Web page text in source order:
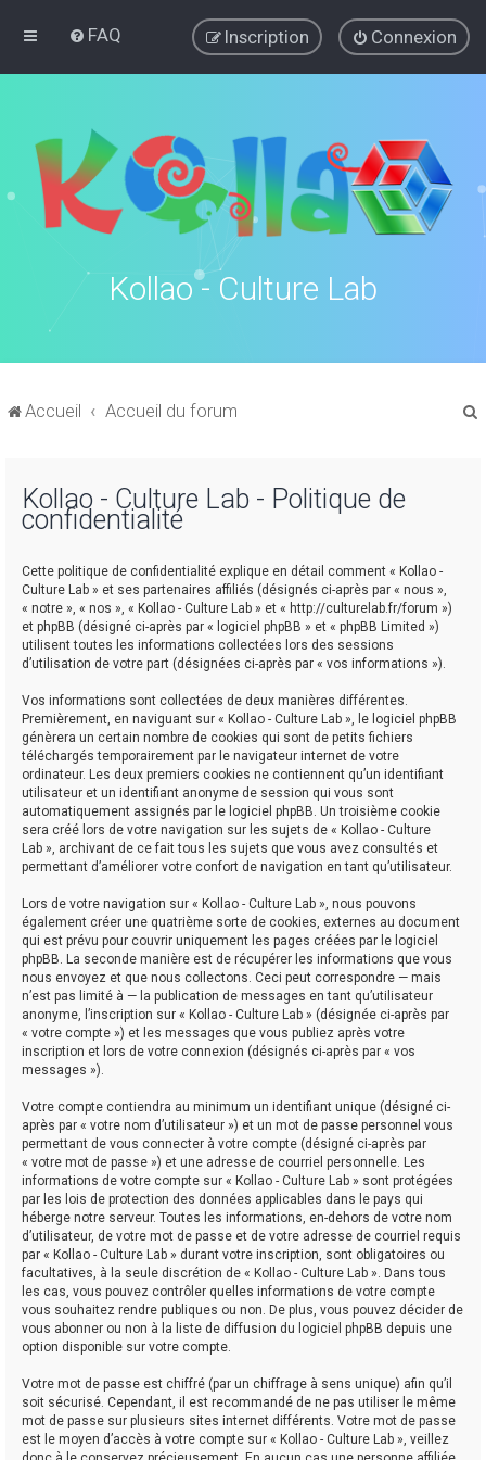
FAQ Connexion
Inscription
Kollao - Culture Lab
Accueil Accueil du forum
Kollao - Culture Lab - Politique de
confidentialité
Cette politique de confidentialité explique en détail comment « Kollao -
Culture Lab » et ses partenaires affiliés (désignés ci-après par « nous »,
« notre », « nos », « Kollao - Culture Lab » et « http://culturelab.fr/forum »)
et phpBB (désigné ci-après par « logiciel phpBB » et « phpBB Limited »)
utilisent toutes les informations collectées lors des sessions
d’utilisation de votre part (désignées ci-après par « vos informations »).
Vos informations sont collectées de deux manières différentes.
Premièrement, en naviguant sur « Kollao - Culture Lab », le logiciel phpBB
génèrera un certain nombre de cookies qui sont de petits fichiers
téléchargés temporairement par le navigateur internet de votre
ordinateur. Les deux premiers cookies ne contiennent qu’un identifiant
utilisateur et un identifiant anonyme de session qui vous sont
automatiquement assignés par le logiciel phpBB. Un troisième cookie
sera créé lors de votre navigation sur les sujets de « Kollao - Culture
Lab », archivant de ce fait tous les sujets que vous avez consultés et
permettant d’améliorer votre confort de navigation en tant qu’utilisateur.
Lors de votre navigation sur « Kollao - Culture Lab », nous pouvons
également créer une quatrième sorte de cookies, externes au document
qui est prévu pour couvrir uniquement les pages créées par le logiciel
phpBB. La seconde manière est de récupérer les informations que vous
nous envoyez et que nous collectons. Ceci peut correspondre — mais
n’est pas limité à — la publication de messages en tant qu’utilisateur
anonyme, l’inscription sur « Kollao - Culture Lab » (désignée ci-après par
« votre compte ») et les messages que vous publiez après votre
inscription et lors de votre connexion (désignés ci-après par « vos
messages »).
Votre compte contiendra au minimum un identifiant unique (désigné ci-
après par « votre nom d’utilisateur ») et un mot de passe personnel vous
permettant de vous connecter à votre compte (désigné ci-après par
« votre mot de passe ») et une adresse de courriel personnelle. Les
informations de votre compte sur « Kollao - Culture Lab » sont protégées
par les lois de protection des données applicables dans le pays qui
héberge notre serveur. Toutes les informations, en-dehors de votre nom
d’utilisateur, de votre mot de passe et de votre adresse de courriel requis
par « Kollao - Culture Lab » durant votre inscription, sont obligatoires ou
facultatives, à la seule discrétion de « Kollao - Culture Lab ». Dans tous
les cas, vous pouvez contrôler quelles informations de votre compte
vous souhaitez rendre publiques ou non. De plus, vous pouvez décider de
vous abonner ou non à la liste de diffusion du logiciel phpBB depuis une
option disponible sur votre compte.
Votre mot de passe est chiffré (par un chiffrage à sens unique) afin qu’il
soit sécurisé. Cependant, il est recommandé de ne pas utiliser le même
mot de passe sur plusieurs sites internet différents. Votre mot de passe
est le moyen d’accès à votre compte sur « Kollao - Culture Lab », veillez